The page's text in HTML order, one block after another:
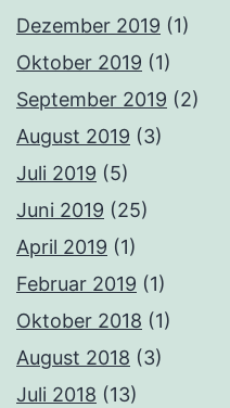
Dezember 2019 (1)
Oktober 2019 (1)
September 2019 (2)
August 2019 (3)
Juli 2019 (5)
Juni 2019 (25)
April 2019 (1)
Februar 2019 (1)
Oktober 2018 (1)
August 2018 (3)
Juli 2018 (13)